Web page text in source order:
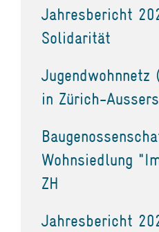
Jahresbericht
Solidarität
Jugendwohnnetz
in Zürich-
Wohnsiedlung
ZH
Jahresbericht